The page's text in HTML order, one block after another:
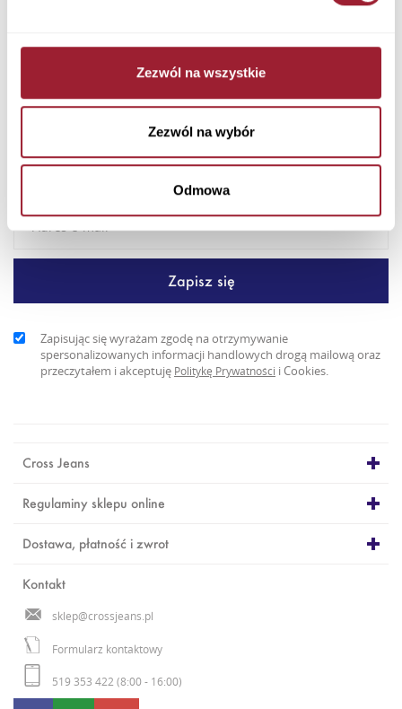
Zezwól na wszystkie
Zezwól na wybór
Odmowa
Super wygodne i absolutnie modne. ANYA to jeansy typu Slim,
które zachwycają eleganckim krojem o wysokiej talii. Urozmai...
+ Więcej
Newsletter
Zapisując się wyrażam zgodę na otrzymywanie
spersonalizowanych informacji handlowych drogą mailową oraz
przeczytałem i akceptuję Politykę Prywatności i Cookies.
Cross Jeans
Regulaminy sklepu online
Dostawa, płatność i zwrot
Kontakt
sklep@crossjeans.pl
Formularz kontaktowy
519 353 422 (8:00 - 16:00)